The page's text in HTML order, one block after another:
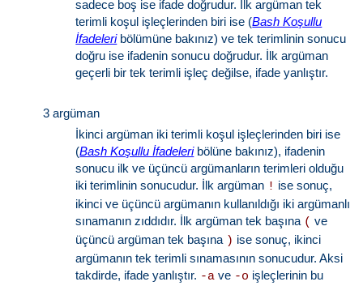
sadece boş ise ifade doğrudur. İlk argüman tek
terimli koşul işleçlerinden biri ise (Bash Koşullu
İfadeleribölümüne bakınız) ve tek terimlinin sonucu
doğru ise ifadenin sonucu doğrudur. İlk argüman
geçerli bir tek terimli işleç değilse, ifade yanlıştır.
3 argüman
İkinci argüman iki terimli koşul işleçlerinden biri ise
(Bash Koşullu İfadeleribölüne bakınız), ifadenin
sonucu ilk ve üçüncü argümanların terimleri olduğu
iki terimlinin sonucudur. İlk argüman ! ise sonuç,
ikinci ve üçüncü argümanın kullanıldığı iki argümanlı
sınamanın zıddıdır. İlk argüman tek başına ( ve
üçüncü argüman tek başına ) ise sonuç, ikinci
argümanın tek terimli sınamasının sonucudur. Aksi
takdirde, ifade yanlıştır. -a ve -o işleçlerinin bu